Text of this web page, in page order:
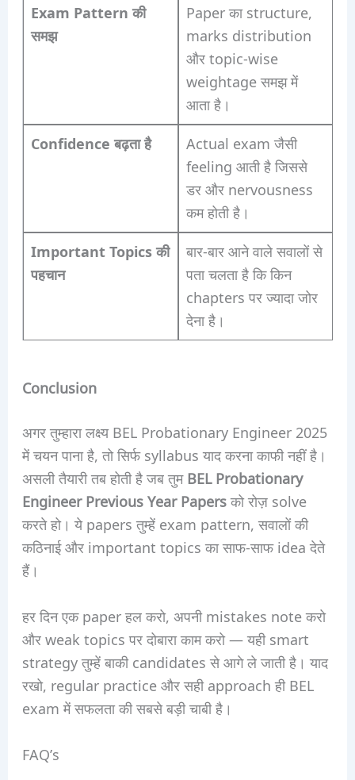
Exam Pattern की
समझ
Paper का structure,
marks distribution
और topic-wise
weightage समझ में
आता है।
Confidence बढ़ता है
Actual exam जैसी
feeling आती है जिससे
डर और nervousness
कम होती है।
Important Topics की
पहचान
बार-बार आने वाले सवालों से
पता चलता है कि किन
chapters पर ज्यादा जोर
देना है।
Conclusion
अगर तुम्हारा लक्ष्य BEL Probationary Engineer 2025
में चयन पाना है, तो सिर्फ syllabus याद करना काफी नहीं है।
असली तैयारी तब होती है जब तुमBEL Probationary
Engineer Previous Year Papersको रोज़ solve
करते हो। ये papers तुम्हें exam pattern, सवालों की
कठिनाई और important topics का साफ-साफ idea देते
हैं।
हर दिन एक paper हल करो, अपनी mistakes note करो
और weak topics पर दोबारा काम करो — यही smart
strategy तुम्हें बाकी candidates से आगे ले जाती है। याद
रखो, regular practice और सही approach ही BEL
exam में सफलता की सबसे बड़ी चाबी है।
FAQ’s